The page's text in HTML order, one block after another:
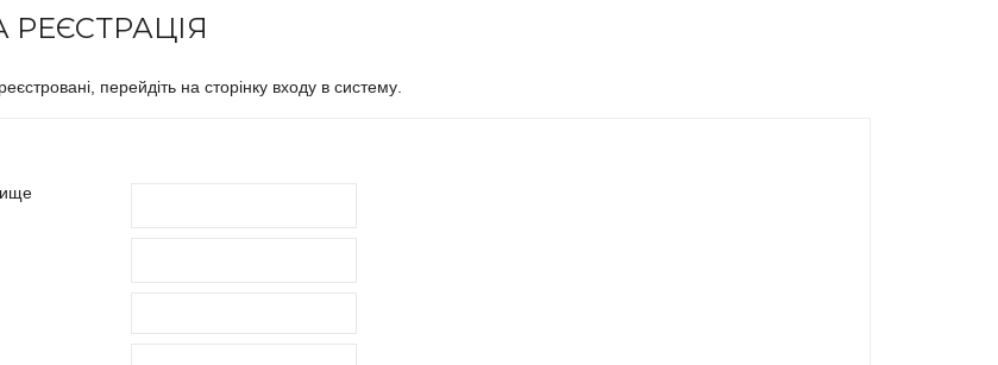
перейдіть на сторінку входу в систему